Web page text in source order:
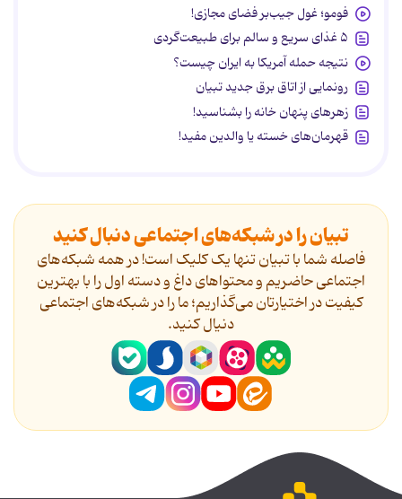
فومو؛ غول جیب‌بر فضای مجازی!
۵ غذای سریع و سالم برای طبیعت‌گردی
نتیجه حمله آمریکا به ایران چیست؟
رونمایی از اتاق برق جدید تبیان
زهرهای پنهان خانه را بشناسید!
قهرمان‌های خسته یا والدین مفید!
تبیان را در شبکه‌های اجتماعی دنبال کنید
فاصله شما با تبیان تنها یک کلیک است! در همه شبکه‌های
اجتماعی حاضریم و محتواهای داغ و دسته اول را با بهترین
کیفیت در اختیارتان می‌گذاریم؛ ما را در شبکه‌های اجتماعی
دنیال کنید.